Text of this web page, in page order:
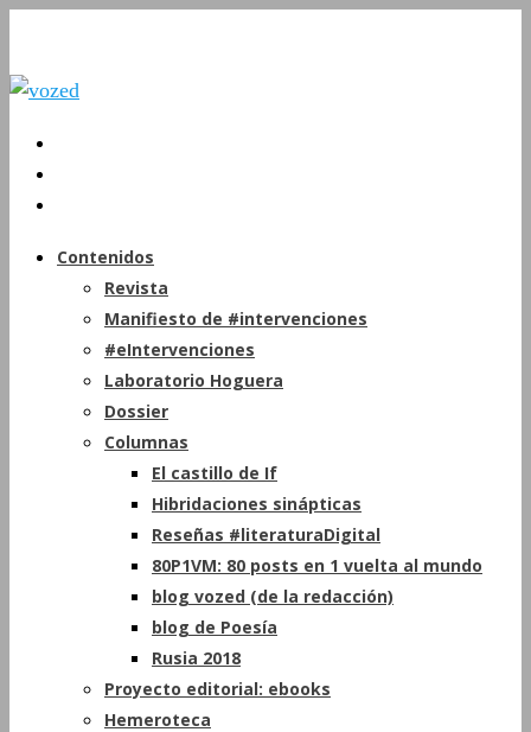
Contenidos
Revista
Manifiesto de #intervenciones
#eIntervenciones
Laboratorio Hoguera
Dossier
Columnas
El castillo de If
Hibridaciones sinápticas
Reseñas #literaturaDigital
80P1VM: 80 posts en 1 vuelta al mundo
blog vozed (de la redacción)
blog de Poesía
Rusia 2018
Proyecto editorial: ebooks
Hemeroteca